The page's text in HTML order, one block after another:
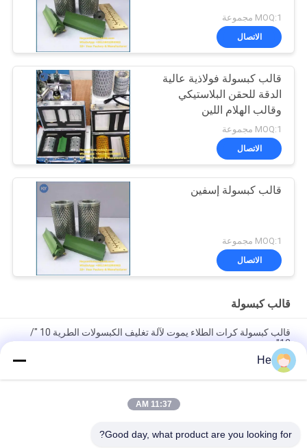
MOQ:1 مجموعة
الاتصال
قالب كبسولة فولاذية عالية
الدقة للحقن البلاستيكي
وقالب الهلام اللين
MOQ:1 مجموعة
الاتصال
قالب كبسولة إسفين
MOQ:1 مجموعة
الاتصال
قالب كبسولة
قالب كبسولة كرات الطلاء يموت لآلة تغليف الكبسولات الطرية 10 "/
12"
"/ 12"
He
11:37 AM
Good day, what product are you looking for?